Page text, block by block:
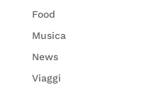
Food
Musica
News
Viaggi